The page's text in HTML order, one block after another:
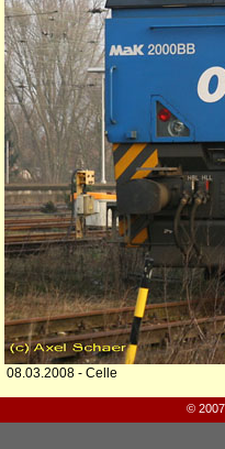
08.03.2008 - Celle
©